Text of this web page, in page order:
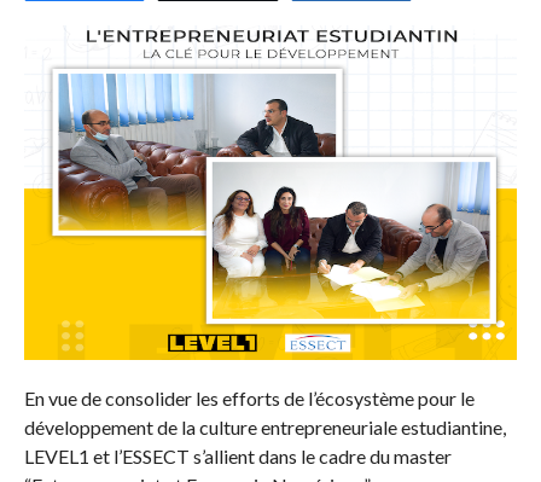
En vue de consolider les efforts de l’écosystème pour le
développement de la culture entrepreneuriale estudiantine,
LEVEL1 et l’ESSECT s’allient dans le cadre du master